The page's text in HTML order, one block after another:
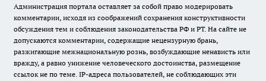
Администрация портала оставляет за собой право модерировать
комментарии, исходя из соображений сохранения конструктивности
обсуждения тем и соблюдения законодательства РФ и РТ. На сайте не
допускаются комментарии, содержащие нецензурную брань,
разжигающие межнациональную рознь, возбуждающие ненависть или
вражду, а равно унижение человеческого достоинства, размещение
ссылок не по теме. IP-адреса пользователей, не соблюдающих эти